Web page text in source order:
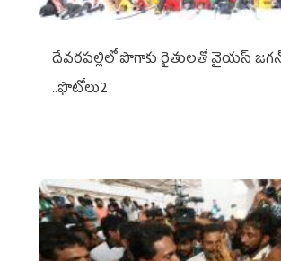
దేవరపల్లిలో పొగాకు రైతులతో వైయస్
..ఫొటోలు2